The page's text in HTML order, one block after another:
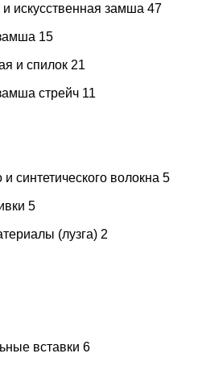
искусственная замша 47
15
и спилок 21
стрейч 11
и синтетического волокна 5
5
(лузга) 2
вставки 6